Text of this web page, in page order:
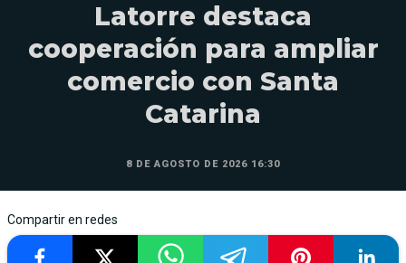
Latorre destaca
cooperación para ampliar
comercio con Santa
Catarina
8 DE AGOSTO DE 2026 16:30
Compartir en redes